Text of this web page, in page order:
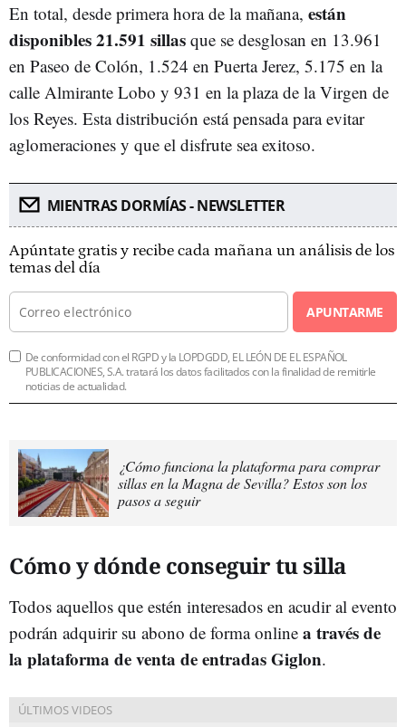
En total, desde primera hora de la mañana, están
disponibles 21.591 sillas que se desglosan en 13.961
en Paseo de Colón, 1.524 en Puerta Jerez, 5.175 en la
calle Almirante Lobo y 931 en la plaza de la Virgen de
los Reyes. Esta distribución está pensada para evitar
aglomeraciones y que el disfrute sea exitoso.
MIENTRAS DORMÍAS - NEWSLETTER
Apúntate gratis y recibe cada mañana un análisis de los
temas del día
APUNTARME
De conformidad con el RGPD y la LOPDGDD, EL LEÓN DE EL ESPAÑOL
PUBLICACIONES, S.A. tratará los datos facilitados con la finalidad de remitirle
noticias de actualidad.
¿Cómo funciona la plataforma para comprar
sillas en la Magna de Sevilla? Estos son los
pasos a seguir
Cómo y dónde conseguir tu silla
Todos aquellos que estén interesados en acudir al evento
podrán adquirir su abono de forma online a través de
la plataforma de venta de entradas Giglon.